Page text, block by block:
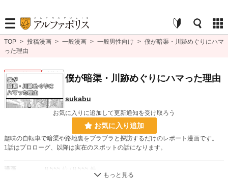
TOP > 投稿漫画 > 一般漫画 > 一般男性向け > 僕が暗渠・川跡めぐりにハマ
った理由
一般男性向け 連載中 僕が暗渠・川跡めぐりにハマった理由
sukabu
お気に入りに追加して更新通知を受け取ろう
お気に入り追加
趣味の自転車で暗渠や路地裏をブラブラと探訪するだけのレポート漫画です。
1話はプロローグ、以降は実在のスポットの話になります。
漫画 8,555 位 / 8,555 件